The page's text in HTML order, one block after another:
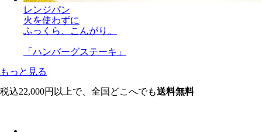
レンジパン
火を使わずに
ふっくら、こんがり。
「ハンバーグステーキ」
もっと見る
税込22,000円以上で、全国どこへでも送料無料